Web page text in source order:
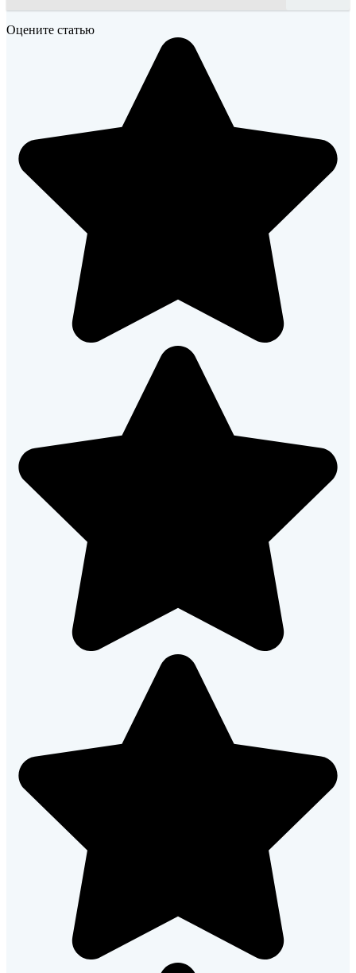
Оцените статью